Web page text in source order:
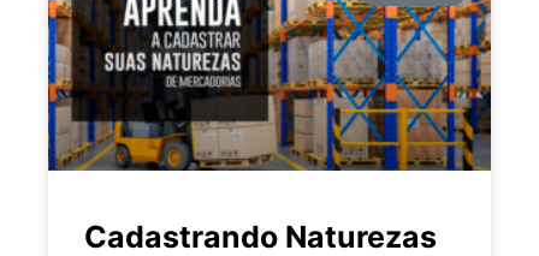
Cadastrando Naturezas